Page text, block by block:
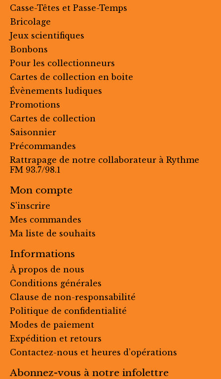
Casse-Têtes et Passe-Temps
Bricolage
Jeux scientifiques
Bonbons
Pour les collectionneurs
Cartes de collection en boite
Évènements ludiques
Promotions
Cartes de collection
Saisonnier
Précommandes
Rattrapage de notre collaborateur à Rythme
FM 93.7/98.1
Mon compte
S'inscrire
Mes commandes
Ma liste de souhaits
Informations
À propos de nous
Conditions générales
Clause de non-responsabilité
Politique de confidentialité
Modes de paiement
Expédition et retours
Contactez-nous et heures d’opérations
Abonnez-vous à notre infolettre